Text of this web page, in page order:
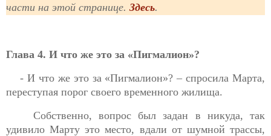
части на этой странице. Здесь.
Глава 4. И что же это за «Пигмалион»?
- И что же это за «Пигмалион»? – спросила Марта,
переступая порог своего временного жилища.
Собственно, вопрос был задан в никуда, так
удивило Марту это место, вдали от шумной трассы,